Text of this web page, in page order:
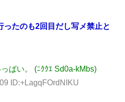
ったのも2回目だし写メ禁止と
ぱい。 (ﾆｸｸｴ Sd0a-kMbs)
ID:+LagqFOrdNIKU